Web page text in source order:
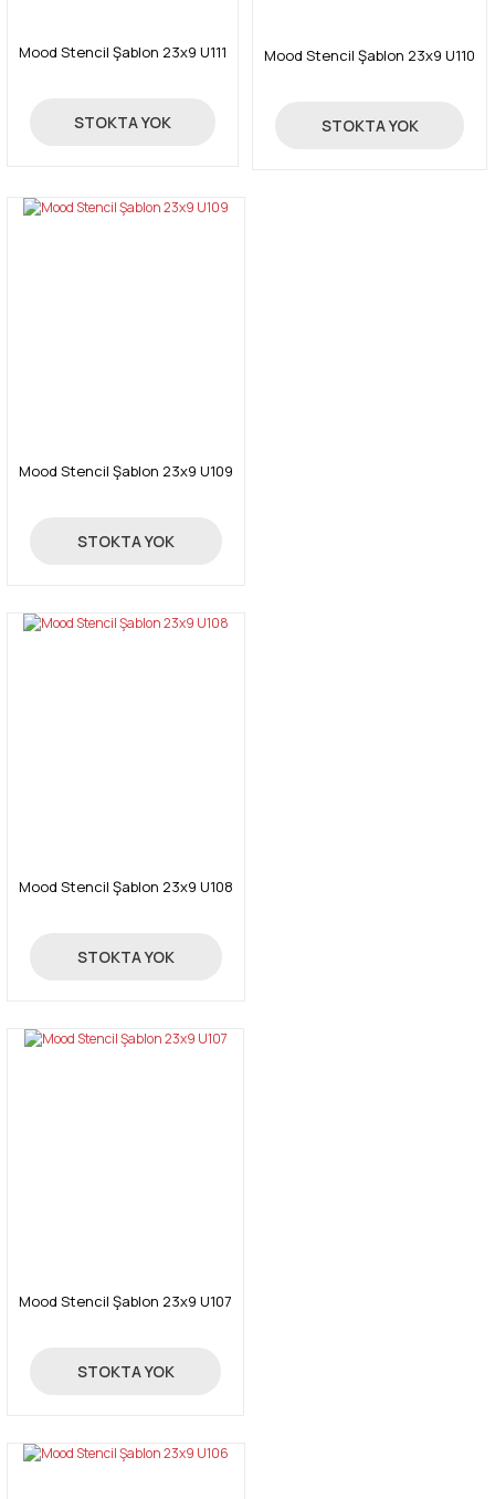
Mood Stencil Şablon 23x9 U111
24,00 TL
STOKTA YOK
Mood Stencil Şablon 23x9 U110
24,00 TL
STOKTA YOK
Mood Stencil Şablon 23x9 U109
24,00 TL
STOKTA YOK
Mood Stencil Şablon 23x9 U108
24,00 TL
STOKTA YOK
Mood Stencil Şablon 23x9 U107
24,00 TL
STOKTA YOK